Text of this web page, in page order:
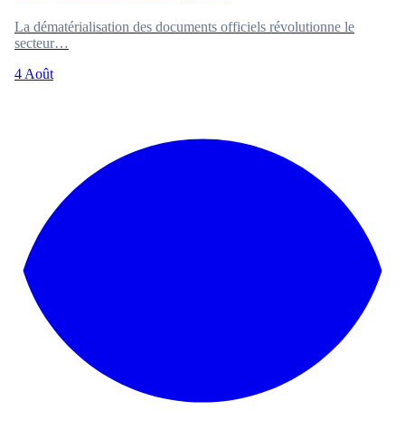
La dématérialisation des documents officiels révolutionne le
secteur…
4 Août